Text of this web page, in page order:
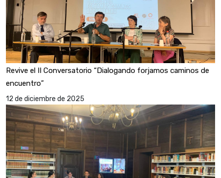
Revive el II Conversatorio “Dialogando forjamos caminos de
encuentro”
12 de diciembre de 2025